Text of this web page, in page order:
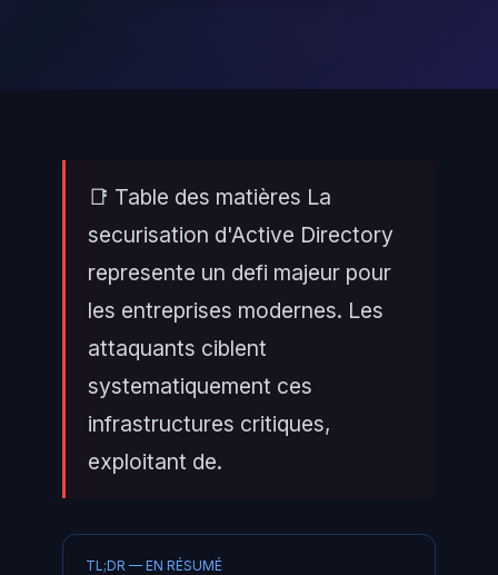
📑 Table des matières La
securisation d'Active Directory
represente un defi majeur pour
les entreprises modernes. Les
attaquants ciblent
systematiquement ces
infrastructures critiques,
exploitant de.
TL;DR — EN RÉSUMÉ